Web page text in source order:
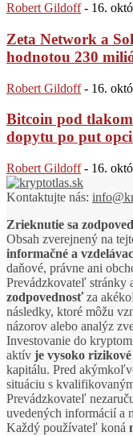
Robert Gildoff - 16.
Zeta Network a
hodnotou 230
Robert Gildoff - 16.
Bitcoin pod
dopytu po put
Robert Gildoff - 16.
Kontaktujte nás:
Zrieknutie sa
Obsah zverejnený na
informačné a
daňové, právne ani
Prevádzkovateľ stránky
zodpovednosťza
následky, ktoré môžu
názorov alebo analýz
Investovanie do
aktív je vysoko rizikové
kapitálu. Pred
situáciu s
Prevádzkovateľ
uvedených informácií a
Každý používateľ koná